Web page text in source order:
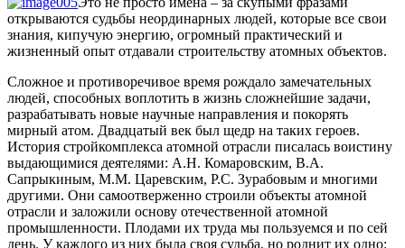
открываются судьбы неординарных людей, которые все свои
знания, кипучую энергию, огромный практический и
жизненный опыт отдавали строительству атомных объектов.
Сложное и противоречивое время рождало замечательных
людей, способных воплотить в жизнь сложнейшие задачи,
разрабатывать новые научные направления и покорять
мирный атом. Двадцатый век был щедр на таких героев.
История стройкомплекса атомной отрасли писалась воистину
выдающимися деятелями: А.Н. Комаровским, В.А.
Сапрыкиным, М.М. Царевским, Р.С. Зурабовым и многими
другими. Они самоотверженно строили объекты атомной
отрасли и заложили основу отечественной атомной
промышленности. Плодами их труда мы пользуемся и по сей
день. У каждого из них была своя судьба, но роднит их одно: